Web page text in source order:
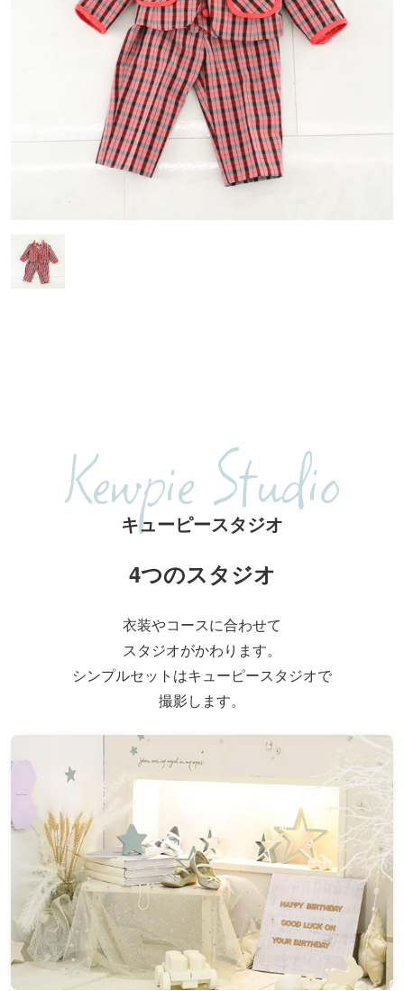
Kewpie Studio
キューピースタジオ
4つのスタジオ
衣装やコースに合わせて
スタジオがかわります。
シンプルセットはキューピースタジオで
撮影します。